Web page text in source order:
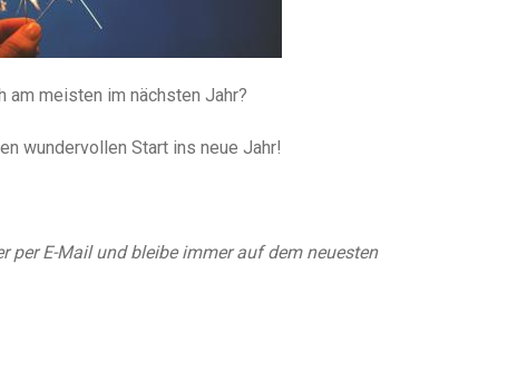
am meisten im nächsten Jahr?
wundervollen Start ins neue Jahr!
per E-Mail und bleibe immer auf dem neuesten